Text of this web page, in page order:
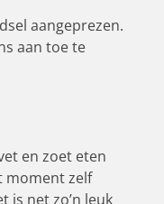
aangeprezen.
aan toe te
en zoet eten
moment zelf
is net zo’n leuk